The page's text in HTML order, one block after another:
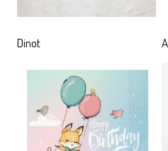
merenneidon lisäksi niin
koristetarvikkeita.
elementissä merenneidon
kaukainen meri ja sen
Holografisesti hohtavat
monissa tuotteissa.
Dinot